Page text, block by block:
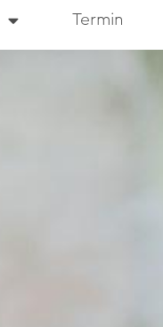
Termin